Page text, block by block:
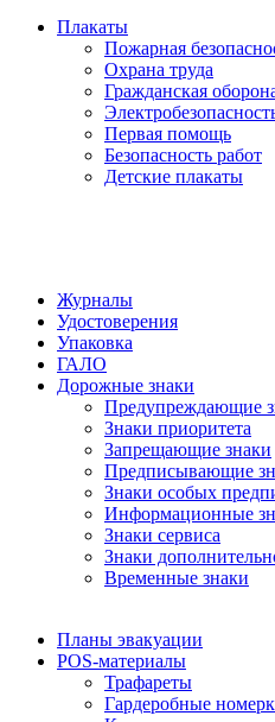
Плакаты
Пожарная
Охрана труда
Гражданская
Первая помощь
Безопасность работ
Детские плакаты
Журналы
Удостоверения
Упаковка
ГАЛО
Дорожные знаки
Предупреждающие
Знаки приоритета
Запрещающие знаки
Предписывающие
Знаки особых
Информационные
Знаки сервиса
Знаки
Временные знаки
Планы эвакуации
POS-материалы
Трафареты
Гардеробные